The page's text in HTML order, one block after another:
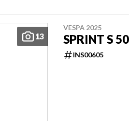
13
VESPA 2025
SPRINT S
INS00605